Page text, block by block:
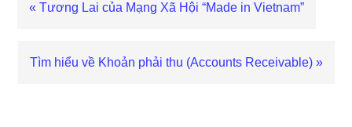
Previous
« Tương Lai của Mạng Xã Hội “Made in Vietnam”
Next
Tìm hiểu về Khoản phải thu (Accounts Receivable) »